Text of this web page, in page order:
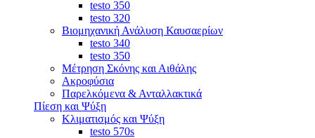
testo 350
testo 320
Βιομηχανική Ανάλυση Καυσαερίων
testo 340
testo 350
Μέτρηση Σκόνης και Αιθάλης
Ακροφύσια
Παρελκόμενα & Ανταλλακτικά
Πίεση και Ψύξη
Κλιματισμός και Ψύξη
testo 570s